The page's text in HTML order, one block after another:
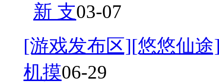
新 支03-07
[游戏发布区][悠悠仙
机摸06-29